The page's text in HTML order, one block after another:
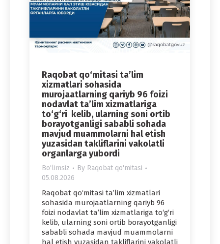
Raqobat qo‘mitasi ta’lim
xizmatlari sohasida
murojaatlarning qariyb 96 foizi
nodavlat ta’lim xizmatlariga
to‘g‘ri kelib, ularning soni ortib
borayotganligi sababli sohada
mavjud muammolarni hal etish
yuzasidan takliflarini vakolatli
organlarga yubordi
Bo'limsiz By Raqobat qo'mitasi
05.08.2026
Raqobat qo‘mitasi ta’lim xizmatlari
sohasida murojaatlarning qariyb 96
foizi nodavlat ta’lim xizmatlariga to‘g‘ri
kelib, ularning soni ortib borayotganligi
sababli sohada mavjud muammolarni
hal etish yuzasidan takliflarini vakolatli